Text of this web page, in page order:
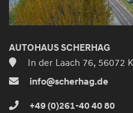
AUTOHAUS SCHERHAG
In der Laach 76, 56072
info@scherhag.de
+49 (0)261-40 40 80